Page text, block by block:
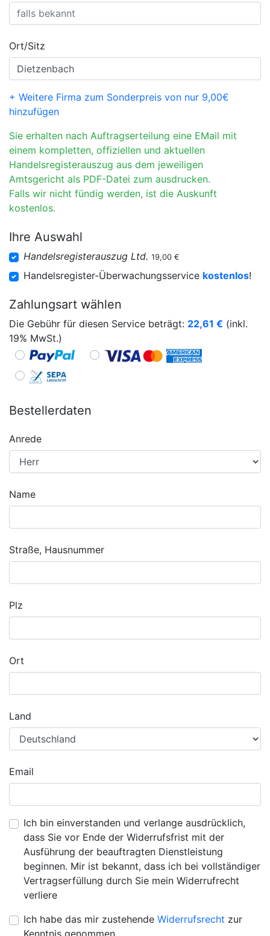
Ort/Sitz
+ Weitere Firma zum Sonderpreis von nur 9,00€
hinzufügen
Sie erhalten nach Auftragserteilung eine EMail mit
einem kompletten, offiziellen und aktuellen
Handelsregisterauszug aus dem jeweiligen
Amtsgericht als PDF-Datei zum ausdrucken.
Falls wir nicht fündig werden, ist die Auskunft
kostenlos.
Ihre Auswahl
Handelsregisterauszug Ltd. 19,00 €
Handelsregister-Überwachungsservice kostenlos!
Zahlungsart wählen
Die Gebühr für diesen Service beträgt: 22,61 € (inkl.
19% MwSt.)
Bestellerdaten
Anrede
Name
Straße, Hausnummer
Plz
Ort
Land
Email
Ich bin einverstanden und verlange ausdrücklich,
dass Sie vor Ende der Widerrufsfrist mit der
Ausführung der beauftragten Dienstleistung
beginnen. Mir ist bekannt, dass ich bei vollständiger
Vertragserfüllung durch Sie mein Widerrufrecht
verliere
Ich habe das mir zustehende Widerrufsrecht zur
Kenntnis genommen